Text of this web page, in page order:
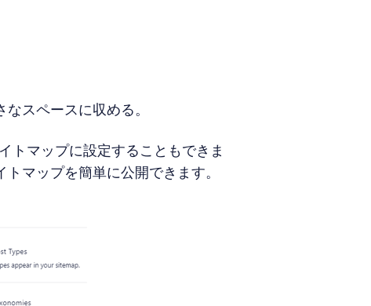
スペースに収める。
トマップに設定することもできま
マップを簡単に公開できます。